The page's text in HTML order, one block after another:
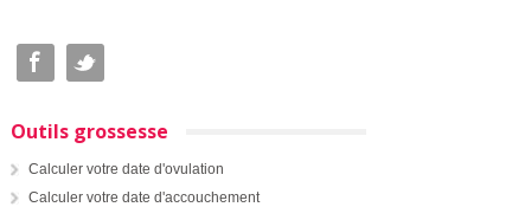
Outils grossesse
Calculer votre date d'ovulation
Calculer votre date d'accouchement